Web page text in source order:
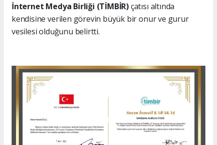
İnternet Medya Birliği (TİMBİR)çatısı altında
kendisine verilen görevin büyük bir onur ve gurur
vesilesi olduğunu belirtti.